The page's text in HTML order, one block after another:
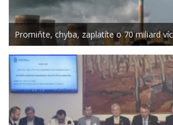
Promiňte, chyba, zaplatíte o 70 miliard